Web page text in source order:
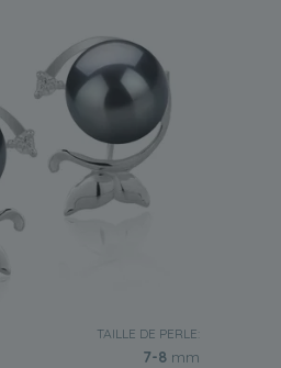
TAILLE DE PERLE:
7-8 mm